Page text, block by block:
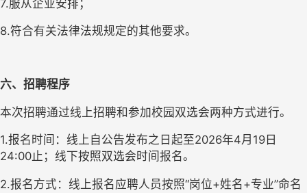
7.服从企业安排；
8.符合有关法律法规规定的其他要求。
六、招聘程序
本次招聘通过线上招聘和参加校园双选会两种方式进行。
1.报名时间：线上自公告发布之日起至2026年4月19日
24:00止；线下按照双选会时间报名。
2.报名方式：线上报名应聘人员按照“岗位+姓名+专业”命名